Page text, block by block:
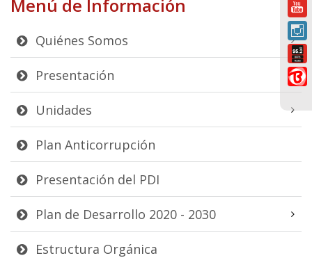
Menú de Información
Quiénes Somos
Presentación
Unidades
Plan Anticorrupción
Presentación del PDI
Plan de Desarrollo 2020 - 2030
Estructura Orgánica